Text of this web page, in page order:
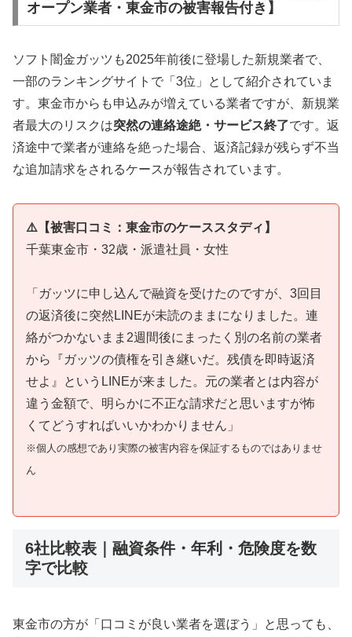
オープン業者・東金市の被害報告付き】
ソフト闇金ガッツも2025年前後に登場した新規業者で、
一部のランキングサイトで「3位」として紹介されていま
す。東金市からも申込みが増えている業者ですが、新規業
者最大のリスクは突然の連絡途絶・サービス終了です。返
済途中で業者が連絡を絶った場合、返済記録が残らず不当
な追加請求をされるケースが報告されています。
⚠️【被害口コミ：東金市のケーススタディ】
千葉東金市・32歳・派遣社員・女性
「ガッツに申し込んで融資を受けたのですが、3回目
の返済後に突然LINEが未読のままになりました。連
絡がつかないまま2週間後にまったく別の名前の業者
から『ガッツの債権を引き継いだ。残債を即時返済
せよ』というLINEが来ました。元の業者とは内容が
違う金額で、明らかに不正な請求だと思いますが怖
くてどうすればいいかわかりません」
※個人の感想であり実際の被害内容を保証するものではありませ
ん
6社比較表｜融資条件・年利・危険度を数
字で比較
東金市の方が「口コミが良い業者を選ぼう」と思っても、